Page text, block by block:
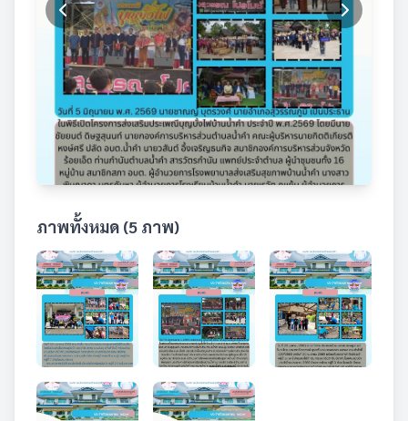
ภาพทั้งหมด (5 ภาพ)